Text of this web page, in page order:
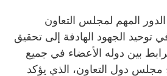
المهم لمجلس التعاون
توحيد الجهود الهادفة إلى تحقيق
بين دوله الأعضاء في جميع
مجلس دول التعاون، الذي يؤكد